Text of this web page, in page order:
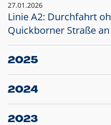
27.01.2026
Linie A2: Durchfahrt
Quickborner Straße
2025
23.12.2025
Projekt S5: Start der
2024
10.12.2024
Großprojekt S5:
2023